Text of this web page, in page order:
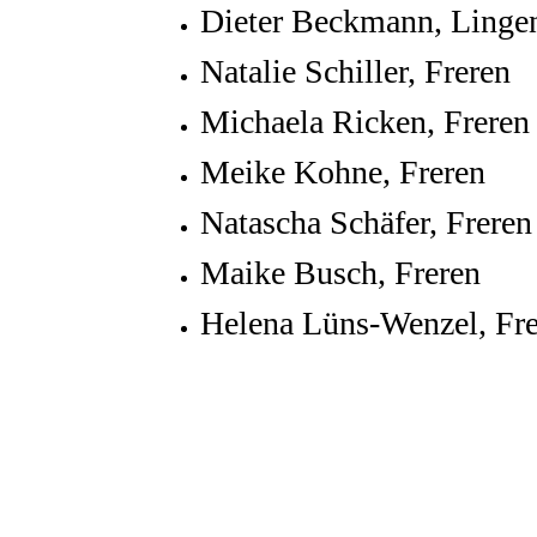
Dieter Beckmann,
Natalie Schiller, Freren
Michaela Ricken, Freren
Meike Kohne, Freren
Natascha Schäfer, Freren
Maike Busch, Freren
Helena Lüns-Wenzel,